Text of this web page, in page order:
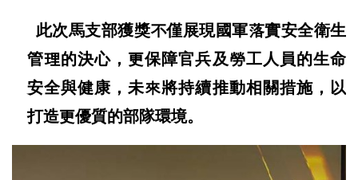
此次馬支部獲獎不僅展現國軍落實安全衛生
管理的決心，更保障官兵及勞工人員的生命
安全與健康，未來將持續推動相關措施，以
打造更優質的部隊環境。